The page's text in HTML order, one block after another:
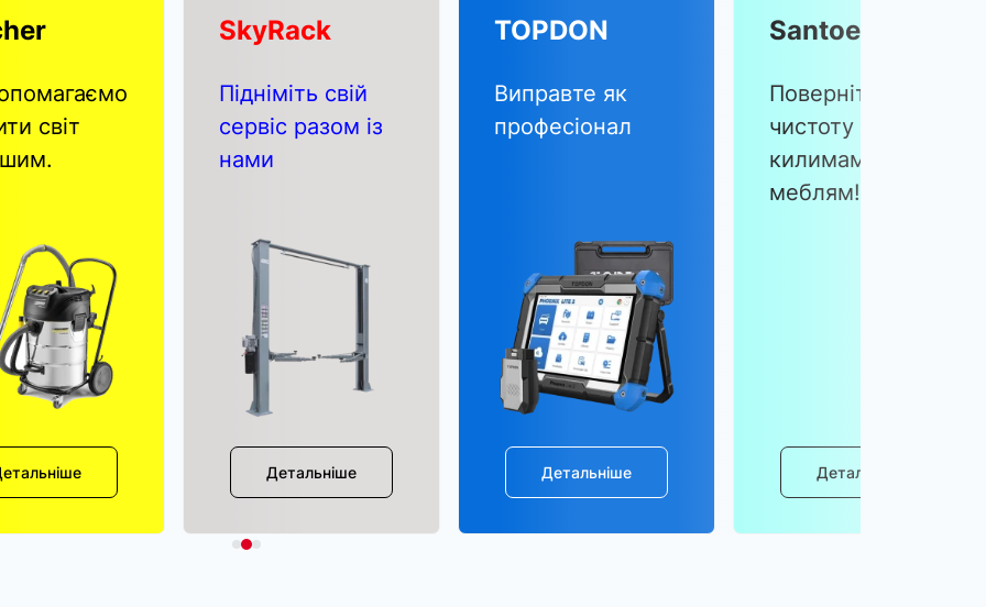
світ
SkyRack
Підніміть свій
сервіс разом із
нами
Детальніше
TOPDON
Виправте як
професіонал
Детальніше
Santoemma
Поверніть
чистоту вашим
килимам та
меблям!
Детальніше